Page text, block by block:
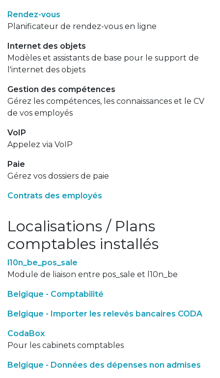
Rendez-vous
Planificateur de rendez-vous en ligne
Internet des objets
Modèles et assistants de base pour le support de
l'internet des objets
Gestion des compétences
Gérez les compétences, les connaissances et le CV
de vos employés
VoIP
Appelez via VoIP
Paie
Gérez vos dossiers de paie
Contrats des employés
Localisations / Plans
comptables installés
l10n_be_pos_sale
Module de liaison entre pos_sale et l10n_be
Belgique - Comptabilité
Belgique - Importer les relevés bancaires CODA
CodaBox
Pour les cabinets comptables
Belgique - Données des dépenses non admises